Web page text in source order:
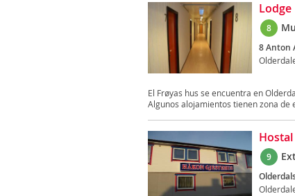
8
8 Anton
El Frøyas hus se encuentra en
Algunos alojamientos tienen zona de
9